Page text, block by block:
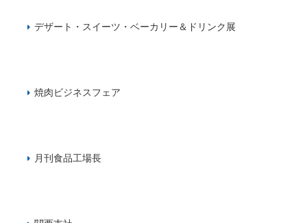
デザート・スイーツ・ベーカリー＆ドリンク展
焼肉ビジネスフェア
月刊食品工場長